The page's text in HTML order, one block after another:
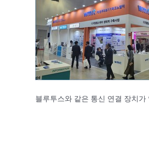
블루투스와 같은 통신 연결 장치